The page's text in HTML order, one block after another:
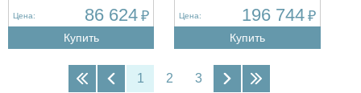
Цена: 86 624 ₽
Купить
Цена: 196 744 ₽
Купить
1 2 3